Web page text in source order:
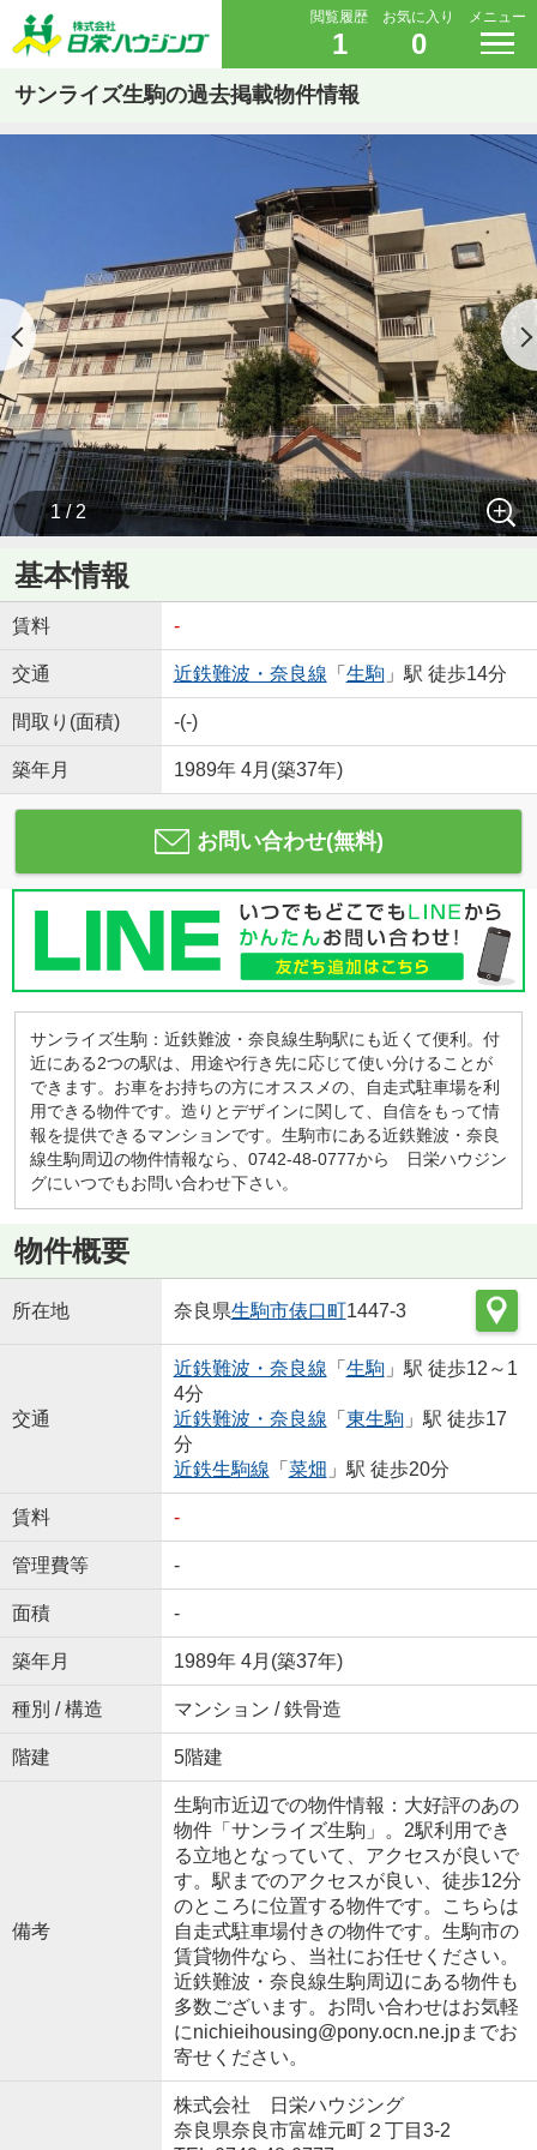
閲覧履歴
1
お気に入り
0
メニュー
サンライズ生駒の過去掲載物件情報
1 / 2
基本情報
賃料 -
交通 近鉄難波・奈良線 「 生駒」駅 徒歩14分
間取り(面積) -(-)
築年月 1989年 4月(築37年)
お問い合わせ(無料)
サンライズ生駒：近鉄難波・奈良線生駒駅にも近くて便利。付
近にある2つの駅は、用途や行き先に応じて使い分けることが
できます。お車をお持ちの方にオススメの、自走式駐車場を利
用できる物件です。造りとデザインに関して、自信をもって情
報を提供できるマンションです。生駒市にある近鉄難波・奈良
線生駒周辺の物件情報なら、0742-48-0777から 日栄ハウジン
グにいつでもお問い合わせ下さい。
物件概要
所在地 奈良県生駒市俵口町1447-3
交通
近鉄難波・奈良線 「 生駒」駅 徒歩12～1
4分
近鉄難波・奈良線 「 東生駒」駅 徒歩17
分
近鉄生駒線 「 菜畑 」駅 徒歩20分
賃料 -
管理費等 -
面積 -
築年月 1989年 4月(築37年)
種別 / 構造 マンション / 鉄骨造
階建 5階建
備考
生駒市近辺での物件情報：大好評のあの
物件「サンライズ生駒」。2駅利用でき
る立地となっていて、アクセスが良いで
す。駅までのアクセスが良い、徒歩12分
のところに位置する物件です。こちらは
自走式駐車場付きの物件です。生駒市の
賃貸物件なら、当社にお任せください。
近鉄難波・奈良線生駒周辺にある物件も
多数ございます。お問い合わせはお気軽
にnichieihousing@pony.ocn.ne.jpまでお
寄せください。
株式会社 日栄ハウジング
奈良県奈良市富雄元町２丁目3-2